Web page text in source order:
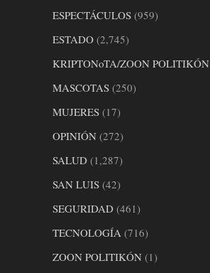
ESPECTÁCULOS (959)
ESTADO (2,745)
KRIPTONoTA/ZOON POLITIKÓN
MASCOTAS (250)
MUJERES (17)
OPINIÓN (272)
SALUD (1,287)
SAN LUIS (42)
SEGURIDAD (461)
TECNOLOGÍA (716)
ZOON POLITIKÓN (1)